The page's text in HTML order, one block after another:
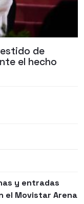
de
el hecho
y entradas
el Movistar Arena